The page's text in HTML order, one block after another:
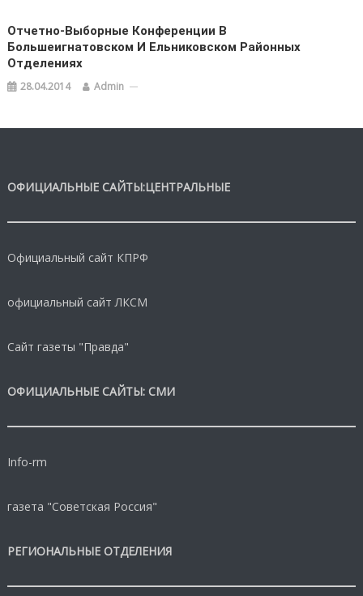
Отчетно-Выборные Конференции В
Большеигнатовском И Ельниковском Районных
Отделениях
28.04.2014 Admin
ОФИЦИАЛЬНЫЕ САЙТЫ:ЦЕНТРАЛЬНЫЕ
Официальный сайт КПРФ
официальный сайт ЛКСМ
Сайт газеты "Правда"
ОФИЦИАЛЬНЫЕ САЙТЫ: СМИ
Info-rm
газета "Советская Россия"
РЕГИОНАЛЬНЫЕ ОТДЕЛЕНИЯ